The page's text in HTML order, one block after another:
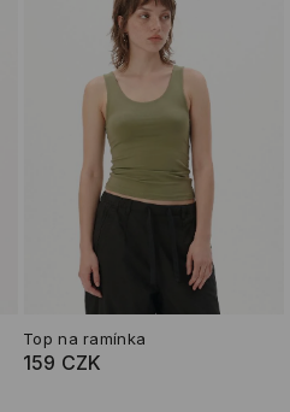
Top na ramínka
159 CZK